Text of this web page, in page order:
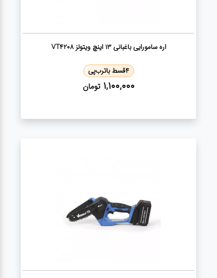
اره سامورایی باغبانی 13 اینچ ویتولز VT4208
4قسط باترب‌پی
1,100,000 تومان